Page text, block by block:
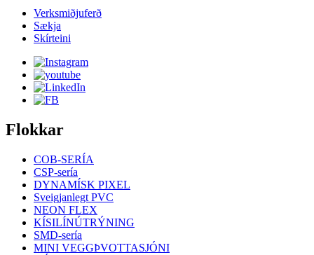
Verksmiðjuferð
Sækja
Skírteini
Flokkar
COB-SERÍA
CSP-sería
DYNAMÍSK PIXEL
Sveigjanlegt PVC
NEON FLEX
KÍSILÍNÚTRÝNING
SMD-sería
MINI VEGGÞVOTTASJÓNI